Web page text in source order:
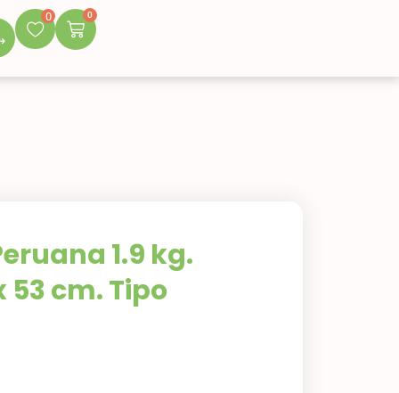
0 0
1.9 kg.
53 cm. Tipo